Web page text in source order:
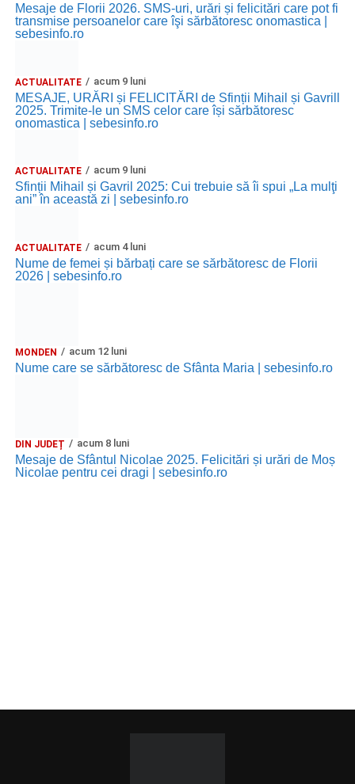
Mesaje de Florii 2026. SMS-uri, urări și felicitări care pot fi
transmise persoanelor care îşi sărbătoresc onomastica |
sebesinfo.ro
ACTUALITATE acum 9 luni
MESAJE, URĂRI și FELICITĂRI de Sfinții Mihail și Gavrill
2025. Trimite-le un SMS celor care își sărbătoresc
onomastica | sebesinfo.ro
ACTUALITATE acum 9 luni
Sfinții Mihail și Gavril 2025: Cui trebuie să îi spui „La mulţi
ani” în această zi | sebesinfo.ro
ACTUALITATE acum 4 luni
Nume de femei și bărbați care se sărbătoresc de Florii
2026 | sebesinfo.ro
MONDEN acum 12 luni
Nume care se sărbătoresc de Sfânta Maria | sebesinfo.ro
DIN JUDEȚ acum 8 luni
Mesaje de Sfântul Nicolae 2025. Felicitări și urări de Moș
Nicolae pentru cei dragi | sebesinfo.ro